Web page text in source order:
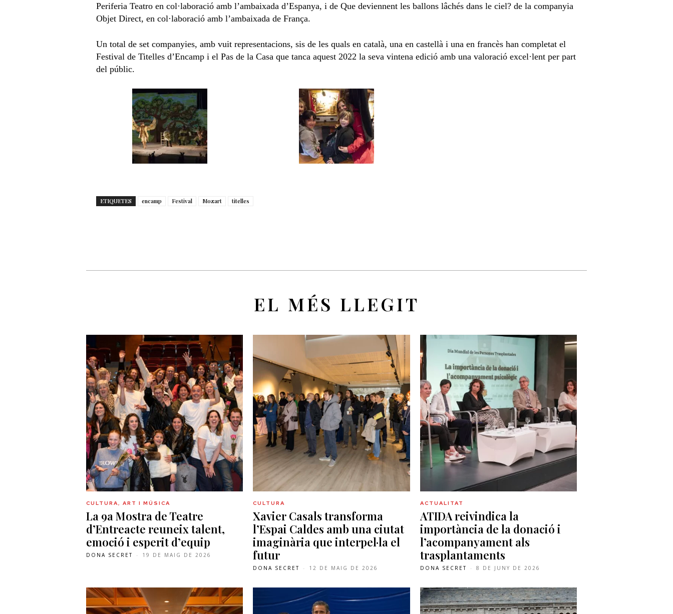
Periferia Teatro en col·laboració amb l’ambaixada d’Espanya, i de Que deviennent les ballons lâchés dans le ciel? de la companyia
Objet Direct, en col·laboració amb l’ambaixada de França.
Un total de set companyies, amb vuit representacions, sis de les quals en català, una en castellà i una en francès han completat el
Festival de Titelles d’Encamp i el Pas de la Casa que tanca aquest 2022 la seva vintena edició amb una valoració excel·lent per part
del públic.
ETIQUETES encamp Festival Mozart titelles
EL MÉS LLEGIT
CULTURA, ART I MÚSICA
La 9a Mostra de Teatre
d’Entreacte reuneix talent,
emoció i esperit d’equip
DONA SECRET - 19 DE MAIG DE 2026
CULTURA
Xavier Casals transforma
l’Espai Caldes amb una ciutat
imaginària que interpel·la el
futur
DONA SECRET - 12 DE MAIG DE 2026
ACTUALITAT
ATIDA reivindica la
importància de la donació i
l’acompanyament als
trasplantaments
DONA SECRET - 8 DE JUNY DE 2026